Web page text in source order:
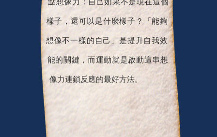
樣子，還可以是什麼樣子？「能夠
想像不一樣的自己」是提升自我效
能的關鍵，而運動就是啟動這串想